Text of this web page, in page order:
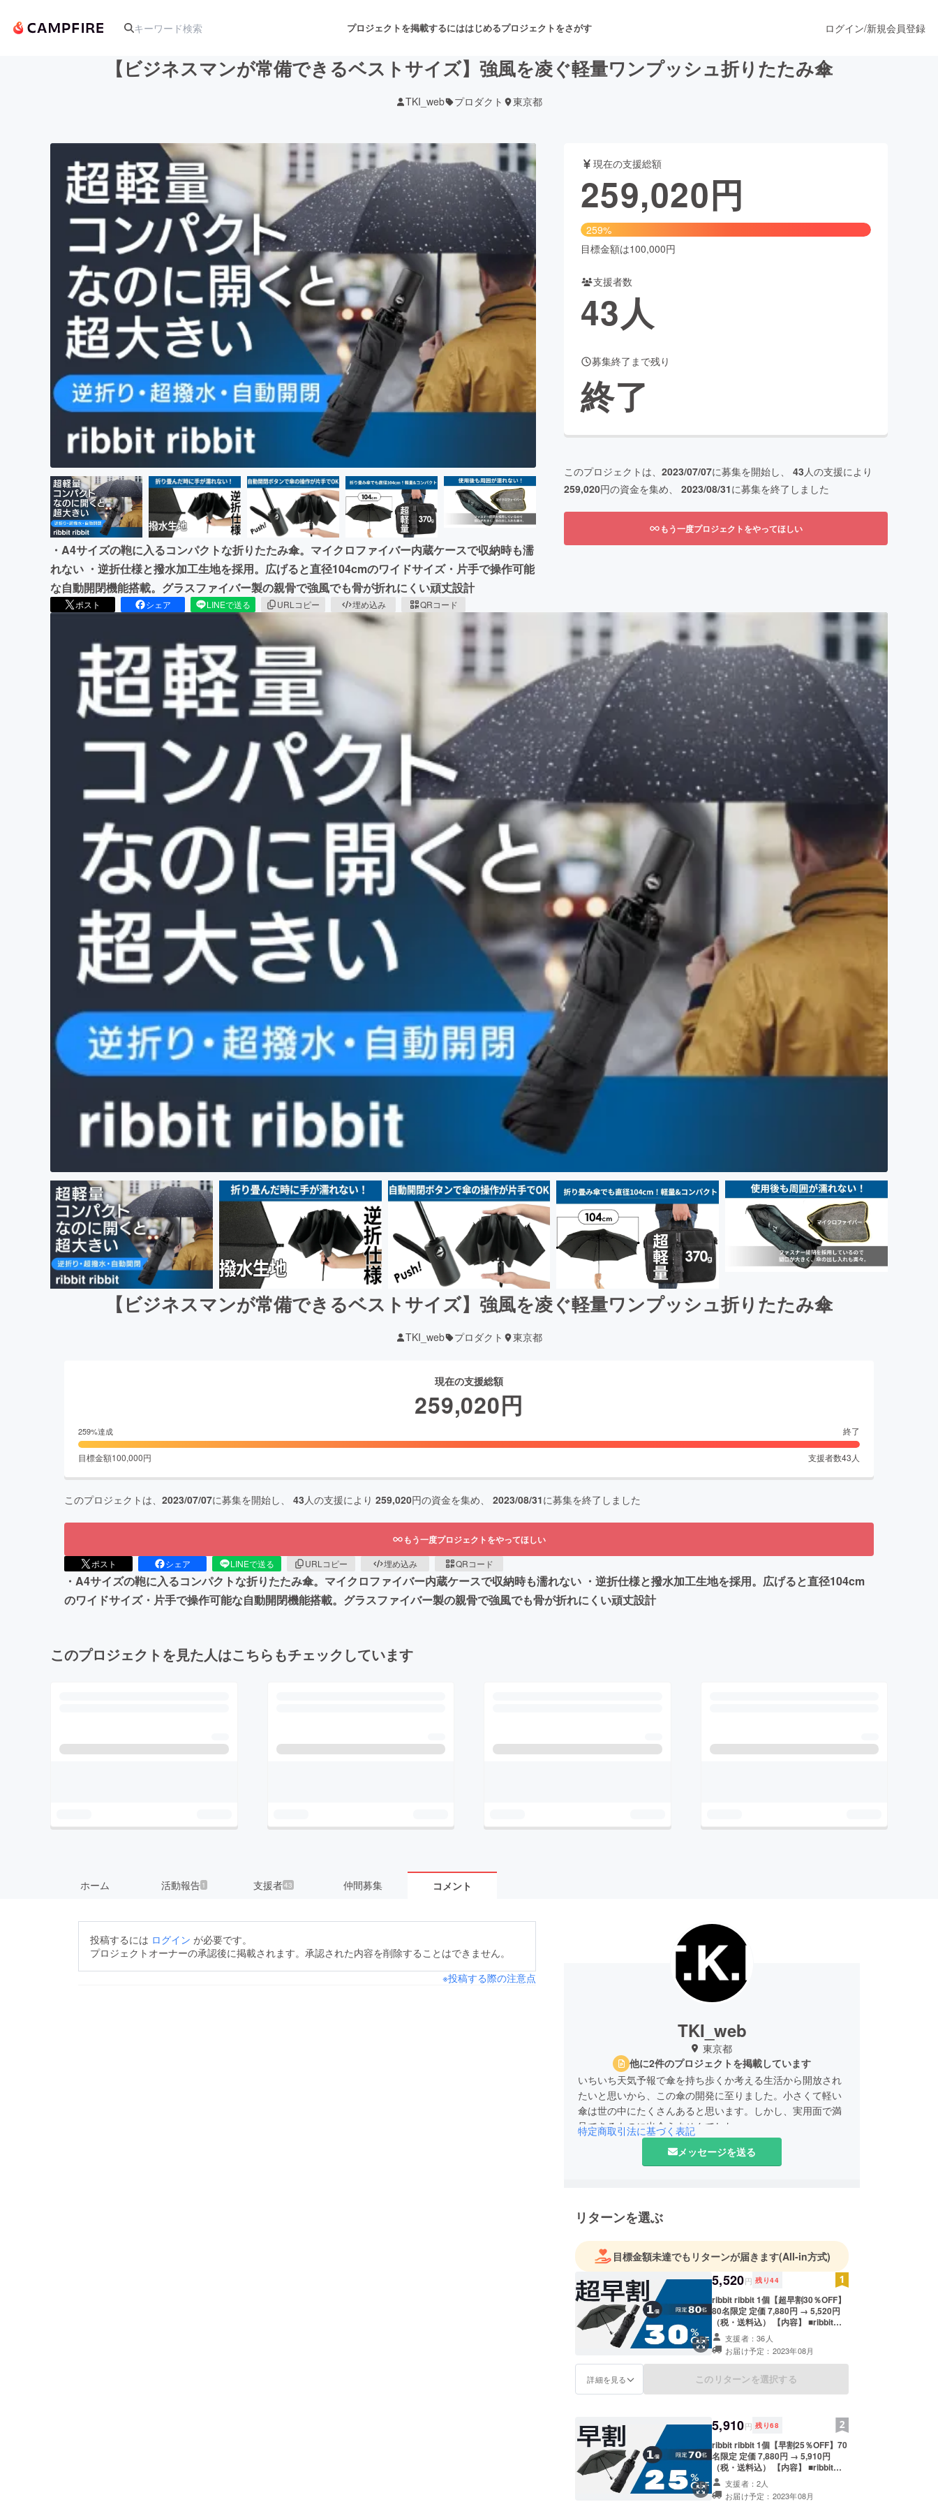
プロジェクトを掲載するにははじめるプロジェクトをさがす
アート・写真 舞台・パフォーマンス
テクノロジー・ガジェット ゲーム・サービス開発 フード・飲食店 ファッション
映像・映画 書籍・雑誌出版 アニメ・漫画
ビジネス・起業 チャレンジ ビューティー・ヘルスケア
まちづくり・地域活性化
CAMPFIRE for Social GoodCAMPFIRE Creation
CAMPFIREふるさと納税machi-ya コミュニティ
ログイン/新規会員登録
【ビジネスマンが常備できるベストサイズ】強風を凌ぐ軽量ワンプッシュ折りたたみ傘
TKI_web プロダクト 東京都
・A4サイズの鞄に入るコンパクトな折りたたみ傘。マイクロファイバー内蔵ケースで収納時も濡
れない ・逆折仕様と撥水加工生地を採用。広げると直径104cmのワイドサイズ・片手で操作可能
な自動開閉機能搭載。グラスファイバー製の親骨で強風でも骨が折れにくい頑丈設計
ポスト シェア LINEで送る URLコピー 埋め込み QRコード
現在の支援総額
259,020円
259%
目標金額は100,000円
支援者数
43人
募集終了まで残り
終了
このプロジェクトは、 2023/07/07に募集を開始し、 43人の支援により
259,020円の資金を集め、 2023/08/31に募集を終了しました
もう一度プロジェクトをやってほしい
【ビジネスマンが常備できるベストサイズ】強風を凌ぐ軽量ワンプッシュ折りたたみ傘
TKI_web プロダクト 東京都
現在の支援総額
259,020円
259%達成 終了
目標金額100,000円 支援者数43 人
このプロジェクトは、 2023/07/07に募集を開始し、 43人の支援により 259,020円の資金を集め、 2023/08/31に募集を終了しました
もう一度プロジェクトをやってほしい
ポスト シェア LINEで送る URLコピー 埋め込み QRコード
・A4サイズの鞄に入るコンパクトな折りたたみ傘。マイクロファイバー内蔵ケースで収納時も濡れない ・逆折仕様と撥水加工生地を採用。広げると直径104cm
のワイドサイズ・片手で操作可能な自動開閉機能搭載。グラスファイバー製の親骨で強風でも骨が折れにくい頑丈設計
このプロジェクトを見た人はこちらもチェックしています
ホーム 活動報告 1 支援者43 仲間募集 コメント
投稿するには ログイン が必要です。
プロジェクトオーナーの承認後に掲載されます。承認された内容を削除することはできません。
※投稿する際の注意点
TKI_web
東京都
他に2件のプロジェクトを掲載しています
いちいち天気予報で傘を持ち歩くか考える生活から開放され
たいと思いから、この傘の開発に至りました。小さくて軽い
傘は世の中にたくさんあると思います。しかし、実用面で満
足できるものに出会えませんでした。
そこで、ワンタッチ開閉・逆折り機構・撥水加工・纏めやす
です。軽量かつ高強度のグラスファイバー骨を利用し、毎日
の運搬で気にならない重さに仕上げました。
加えて、収納用の袋にもこだわりました。通常の袋ではなく
ファスナータイプの収納袋を採用。吸水性が高く使いやすい
収納袋に仕立て、ますます持ち運びやすい傘になったと自負
しています。
特定商取引法に基づく表記
メッセージを送る
リターンを選ぶ
目標金額未達でもリターンが届きます(All-in方式)
5,520円 残り44
ribbit ribbit 1個【超早割30％OFF】
80名限定 定価 7,880円 → 5,520円
（税・送料込） 【内容】 ■ribbit
ribbit × 1 ■専用ケース × 1 ※製造状
況により出荷時期が遅れる場合、早
急にご連絡致します。
支援者：36人
お届け予定：2023年08月
詳細を見る このリターンを選択する
5,910円 残り68
ribbit ribbit 1個【早割25％OFF】70
名限定 定価 7,880円 → 5,910円
（税・送料込） 【内容】 ■ribbit
ribbit × 1 ■専用ケース × 1 ※製造状
況により出荷時期が遅れる場合、早
支援者：2人
お届け予定：2023年08月